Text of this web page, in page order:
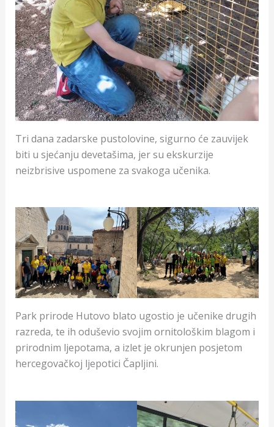
Tri dana zadarske pustolovine, sigurno će zauvijek
biti u sjećanju devetašima, jer su ekskurzije
neizbrisive uspomene za svakoga učenika.
Park prirode Hutovo blato ugostio je učenike drugih
razreda, te ih oduševio svojim ornitološkim blagom i
prirodnim ljepotama, a izlet je okrunjen posjetom
hercegovačkoj ljepotici Čapljini.